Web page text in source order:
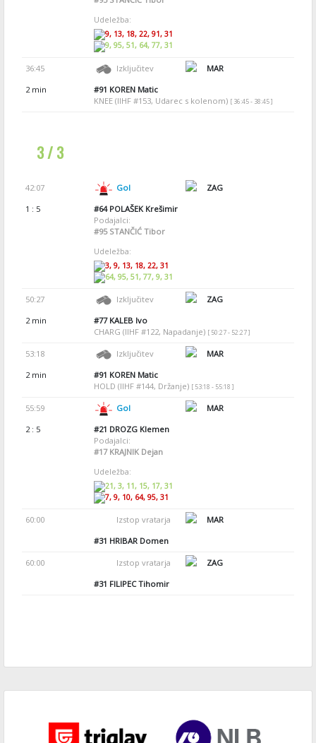
Udeležba:
9, 13, 18, 22, 91, 31
9, 95, 51, 64, 77, 31
36:45 Izključitev
MAR
2 min
#91 KOREN Matic
KNEE (IIHF #153, Udarec s kolenom) [ 36:45 - 38:45 ]
3 / 3
42:07 Gol
ZAG
1 : 5
#64POLAŠEK Krešimir
Podajalci:
#95STANČIĆ Tibor
Udeležba:
3, 9, 13, 18, 22, 31
64, 95, 51, 77, 9, 31
50:27 Izključitev
ZAG
2 min
#77KALEB Ivo
CHARG (IIHF #122, Napadanje) [ 50:27 - 52:27 ]
53:18 Izključitev
MAR
2 min
#91 KOREN Matic
HOLD (IIHF #144, Držanje) [ 53:18 - 55:18 ]
55:59 Gol
MAR
2 : 5
#21 DROZG Klemen
Podajalci:
#17KRAJNIK Dejan
Udeležba:
21, 3, 11, 15, 17, 31
7, 9, 10, 64, 95, 31
60:00 Izstop vratarja
MAR
#31 HRIBAR Domen
60:00 Izstop vratarja
ZAG
#31 FILIPEC Tihomir